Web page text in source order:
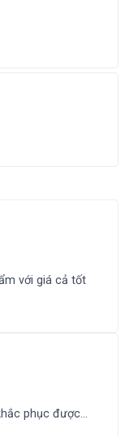
với giá cả tốt
phục được...